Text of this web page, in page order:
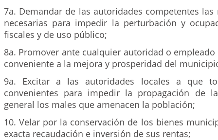
7a. Demandar de las autoridades competentes
necesarias para impedir la perturbación y
fiscales y de uso público;
8a. Promover ante cualquier autoridad o
conveniente a la mejora y prosperidad del
9a. Excitar a las autoridades locales a que
convenientes para impedir la propagación de
general los males que amenacen la población;
10. Velar por la conservación de los bienes
exacta recaudación e inversión de sus rentas;